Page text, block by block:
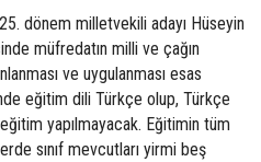
dönem milletvekili adayı Hüseyin
müfredatın milli ve çağın
ve uygulanması esas
eğitim dili Türkçe olup, Türkçe
yapılmayacak. Eğitimin tüm
sınıf mevcutları yirmi beş